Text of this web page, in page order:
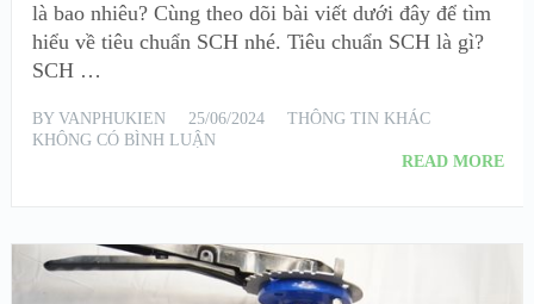
là bao nhiêu? Cùng theo dõi bài viết dưới đây để tìm
hiểu về tiêu chuẩn SCH nhé. Tiêu chuẩn SCH là gì?
SCH …
BY VANPHUKIEN 25/06/2024
THÔNG TIN KHÁC
KHÔNG CÓ BÌNH LUẬN
READ MORE